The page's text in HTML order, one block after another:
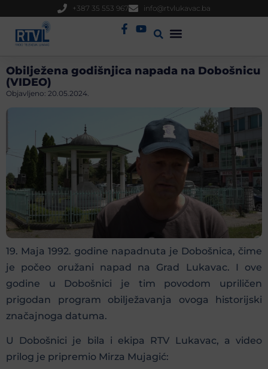
+387 35 553 967 info@rtvlukavac.ba
Obilježena godišnjica napada na Dobošnicu
(VIDEO)
Objavljeno: 20.05.2024.
19. Maja 1992. godine napadnuta je Dobošnica, čime
je počeo oružani napad na Grad Lukavac. I ove
godine u Dobošnici je tim povodom upriličen
prigodan program obilježavanja ovoga historijski
značajnoga datuma.
U Dobošnici je bila i ekipa RTV Lukavac, a video
prilog je pripremio Mirza Mujagić: